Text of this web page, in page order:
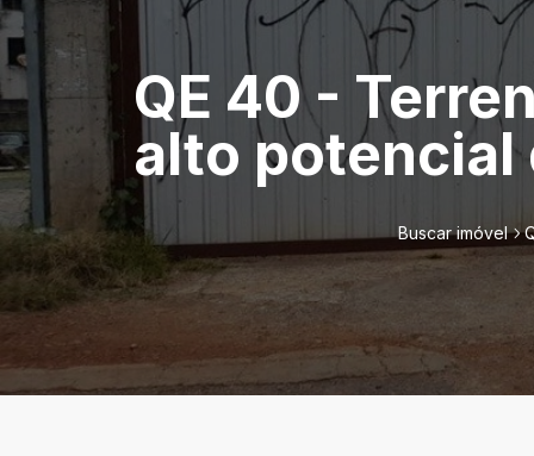
QE 40 -
alto potencial
Buscar imóvel